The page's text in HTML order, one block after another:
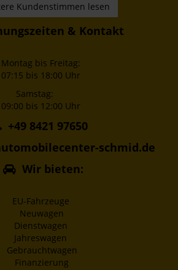
Kundenstimmen lesen
& Kontakt
Montag bis Freitag:
07:15 bis 18:00 Uhr
Samstag:
09:00 bis 12:00 Uhr
+49 8421 97650
schmid.de
Wir bieten:
EU-Fahrzeuge
Neuwagen
Dienstwagen
Jahreswagen
Gebrauchtwagen
Finanzierung